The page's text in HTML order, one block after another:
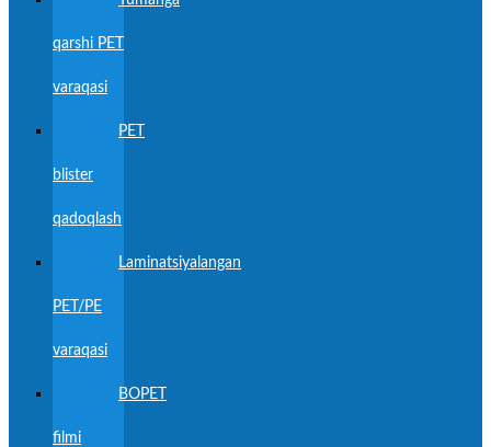
qarshi PET
varaqasi
PET
blister
qadoqlash
Laminatsiyalangan
PET/PE
varaqasi
BOPET
filmi